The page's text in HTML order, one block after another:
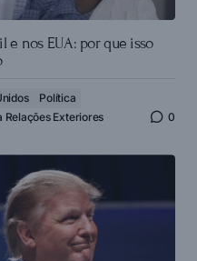
e nos EUA: por que isso
Política
Relações Exteriores 0